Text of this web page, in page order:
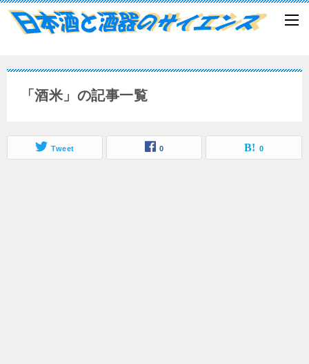
「酒米」の記事一覧
Tweet 0 0